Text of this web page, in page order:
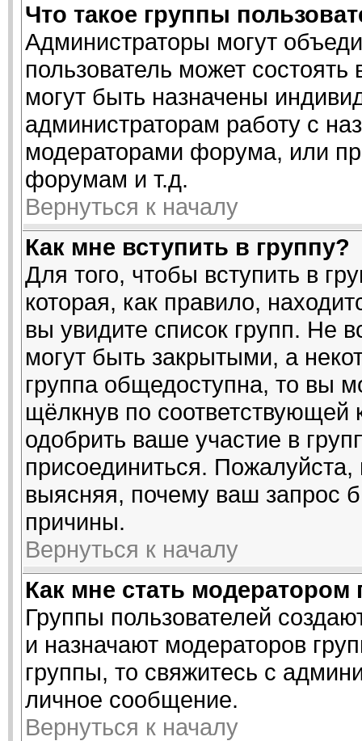
Что такое группы
Администраторы могут
пользователь может состоять
могут быть назначены
администраторам работу с
модераторами форума, или
форумам и т.д.
Вернуться к началу
Как мне вступить в группу?
Для того, чтобы вступить в
которая, как правило,
вы увидите список групп. Не
могут быть закрытыми, а
группа общедоступна, то вы
щёлкнув по соответствующей
одобрить ваше участие в
присоединиться.
выясняя, почему ваш запрос
причины.
Вернуться к началу
Как мне стать модератором
Группы пользователей
и назначают модераторов
группы, то свяжитесь с
личное сообщение.
Вернуться к началу